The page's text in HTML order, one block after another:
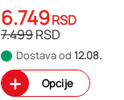
6.749RSD
7.499RSD
Dostava od 12.08.
Opcije